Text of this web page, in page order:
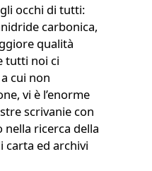
occhi di tutti:
carbonica,
qualità
tutti noi ci
cui non
vi è l’enorme
scrivanie con
ricerca della
carta ed archivi